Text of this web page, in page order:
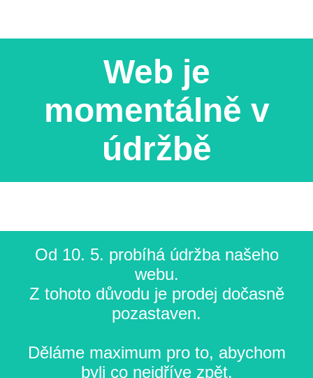
Web je
momentálně v
údržbě
Od 10. 5. probíhá údržba našeho
webu.
Z tohoto důvodu je prodej dočasně
pozastaven.
Děláme maximum pro to, abychom
byli co nejdříve zpět.